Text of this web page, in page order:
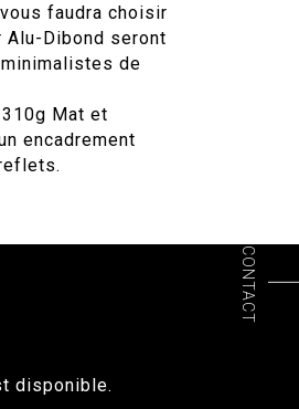
CONTACT
faudra choisir
Dibond seront
de
Mat et
encadrement
disponible.